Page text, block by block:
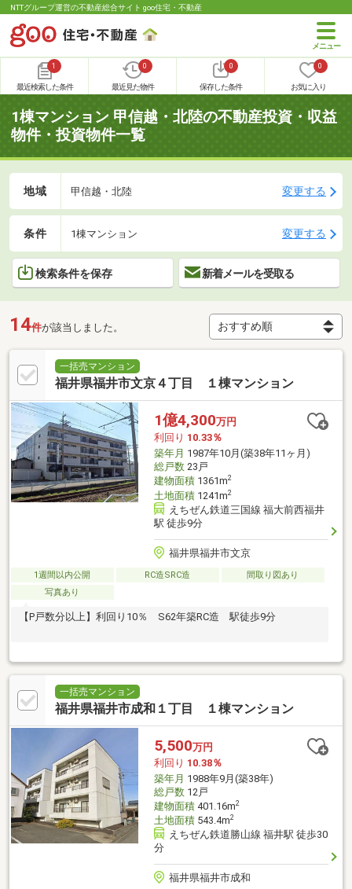
NTTグループ運営の不動産総合サイト goo住宅・不動産
1
最近検索した条件
0
最近見た物件
0
保存した条件
0
お気に入り
1棟マンション 甲信越・北陸の不動産投資・収益
物件・投資物件一覧
地域 甲信越・北陸 変更する
条件 1棟マンション 変更する
検索条件を保存 新着メールを受取る
14件が該当しました。
一括売マンション
福井県福井市文京４丁目 １棟マンション
1億4,300万円
利回り 10.33％
築年月 1987年10月(築38年11ヶ月)
総戸数23戸
建物面積1361m2
土地面積1241m2
えちぜん鉄道三国線 福大前西福井
駅 徒歩9分
福井県福井市文京
1週間以内公開 RC造SRC造
間取り図あり
写真あり
【P戸数分以上】利回り10％ S62年築RC造 駅徒歩9分
一括売マンション
福井県福井市成和１丁目 １棟マンション
5,500万円
利回り 10.38％
築年月 1988年9月(築38年)
総戸数12戸
建物面積401.16m2
土地面積543.4m2
えちぜん鉄道勝山線 福井駅 徒歩30
分
福井県福井市成和